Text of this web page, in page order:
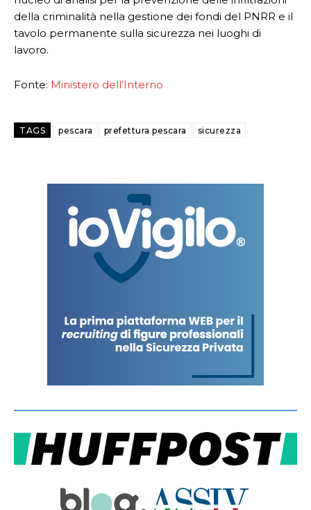
della criminalità nella gestione dei fondi del PNRR e il
tavolo permanente sulla sicurezza nei luoghi di
lavoro.
Fonte: Ministero dell’Interno
TAGS pescara prefettura pescara sicurezza